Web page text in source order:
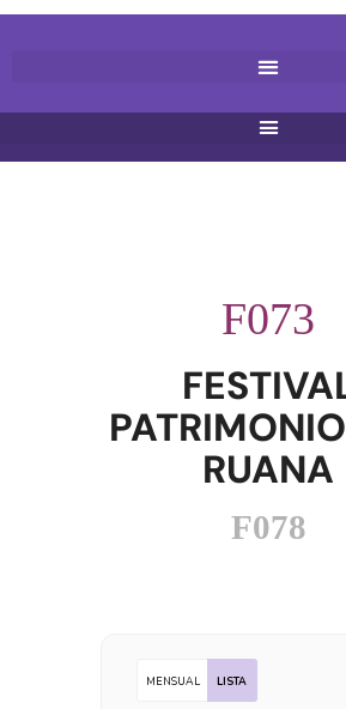
RUANA
MENSUAL LISTA